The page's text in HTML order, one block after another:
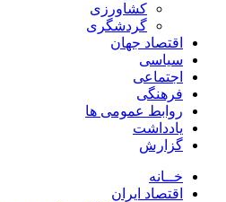
کشاورزی
گردشگری
اقتصاد جهان
سیاسی
اجتماعی
فرهنگی
روابط عمومی ها
یادداشت
گزارش
خــانه
اقتصاد ایران